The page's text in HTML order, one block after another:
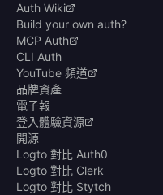
Auth Wiki
Build your own auth?
MCP Auth
CLI Auth
YouTube 頻道
品牌資產
電子報
登入體驗資源
開源
Logto 對比 Auth0
Logto 對比 Clerk
Logto 對比 Stytch